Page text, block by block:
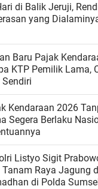
di Balik Jeruji,
yang
Baru Pajak
KTP Pemilik Lama,
Sendiri
Kendaraan 2026
Segera Berlaku
Listyo Sigit
Tanam Raya Jagung
di Polda Sumsel